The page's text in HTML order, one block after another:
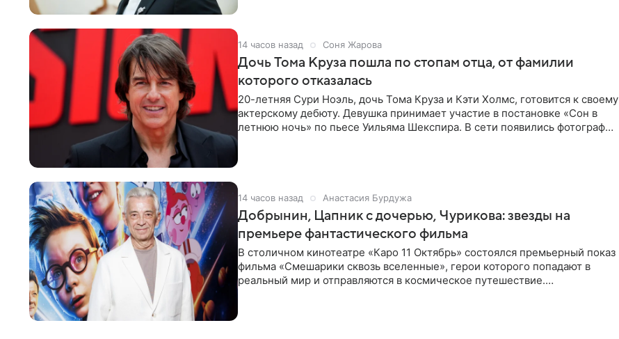
14 часов назад Соня Жарова
Дочь Тома Круза пошла по стопам отца, от фамилии
которого отказалась
20-летняя Сури Ноэль, дочь Тома Круза и Кэти Холмс, готовится к своему
актерскому дебюту. Девушка принимает участие в постановке «Сон в
летнюю ночь» по пьесе Уильяма Шекспира. В сети появились фотографии
14 часов назад Анастасия Бурдужа
Добрынин, Цапник с дочерью, Чурикова: звезды на
премьере фантастического фильма
В столичном кинотеатре «Каро 11 Октябрь» состоялся премьерный показ
фильма «Смешарики сквозь вселенные», герои которого попадают в
реальный мир и отправляются в космическое путешествие.